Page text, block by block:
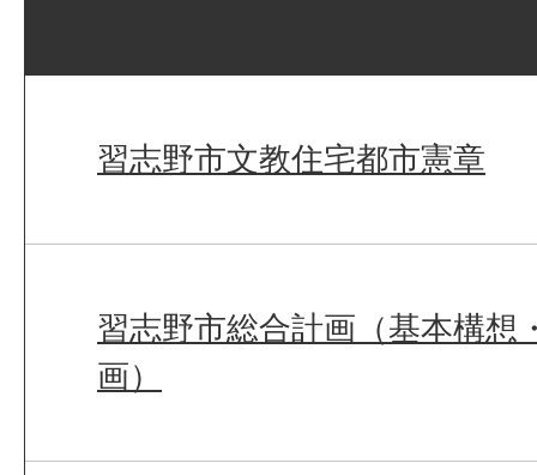
習志野市文教住宅都市憲章
習志野市総合計画（基本構想
画）